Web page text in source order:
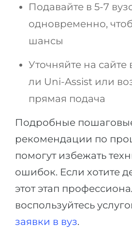
Подавайте в 5-7
одновременно,
шансы
Уточняйте на сайте
ли Uni-Assist или
прямая подача
Подробные
рекомендации по
помогут избежать
ошибок. Если хотите
этот этап
воспользуйтесь
заявки в вуз.